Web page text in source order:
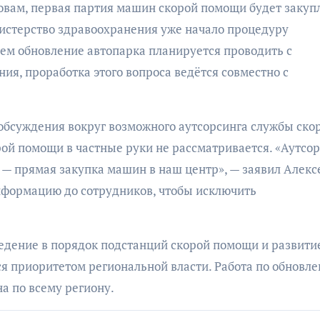
первая партия машин скорой помощи будет
здравоохранения уже начало процедуру
обновление автопарка планируется проводить с
проработка этого вопроса ведётся совместно с
вокруг возможного аутсорсинга службы
помощи в частные руки не рассматривается.
прямая закупка машин в наш центр», — заявил
до сотрудников, чтобы исключить
в порядок подстанций скорой помощи и
приоритетом региональной власти. Работа по
по всему региону.